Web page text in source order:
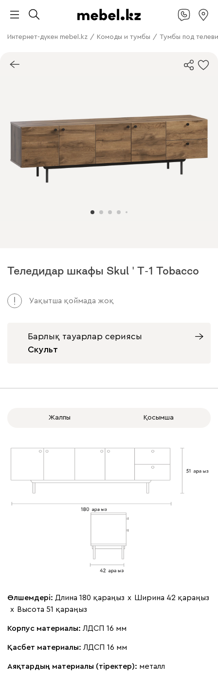
Интернет-дүкен mebel.kz / Комоды и тумбы / Тумбы под
Теледидар шкафы Skul ' T-1 Tobacco
Уақытша қоймада жоқ
Барлық тауарлар сериясы
Скульт
Жалпы Қосымша
Өлшемдері: Длина 180 қараңыз х Ширина 42 қараңыз
х Высота 51 қараңыз
Корпус материалы: ЛДСП 16 мм
Қасбет материалы: ЛДСП 16 мм
Аяқтардың материалы (тіректер): металл